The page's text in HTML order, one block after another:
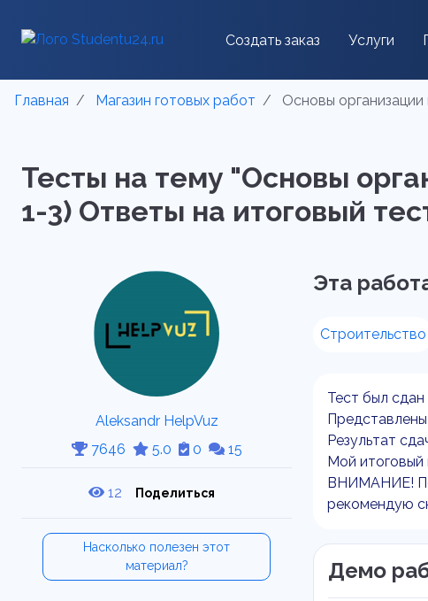
Создать заказ Услуги
Главная Магазин готовых работ Основы
Тесты на тему "Основы
1-3) Ответы на итоговый
Aleksandr HelpVuz
7646
5.0 0 15
12 Поделиться
Насколько полезен этот
материал?
Эта
Строительство
Тест был сдан
Результат
Мой итоговый
ВНИМАНИЕ!
рекомендую
Демо